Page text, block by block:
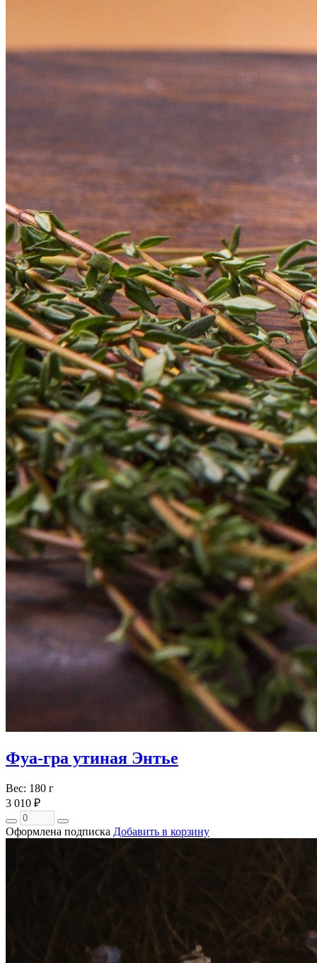
Фуа-гра утиная Энтье
Вес: 180 г
3 010 ₽
Оформлена подписка Добавить в корзину